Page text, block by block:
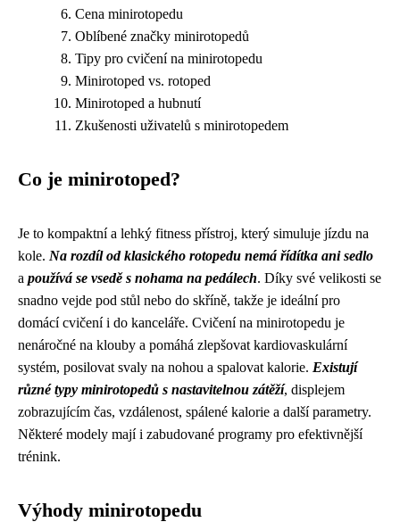
Cena minirotopedu
Oblíbené značky minirotopedů
Tipy pro cvičení na minirotopedu
Minirotoped vs. rotoped
Minirotoped a hubnutí
Zkušenosti uživatelů s minirotopedem
Co je minirotoped?
Je to kompaktní a lehký fitness přístroj, který simuluje jízdu na
kole. Na rozdíl od klasického rotopedu nemá řídítka ani sedlo
a používá se vsedě s nohama na pedálech. Díky své velikosti se
snadno vejde pod stůl nebo do skříně, takže je ideální pro
domácí cvičení i do kanceláře. Cvičení na minirotopedu je
nenáročné na klouby a pomáhá zlepšovat kardiovaskulární
systém, posilovat svaly na nohou a spalovat kalorie. Existují
různé typy minirotopedů s nastavitelnou zátěží, displejem
zobrazujícím čas, vzdálenost, spálené kalorie a další parametry.
Některé modely mají i zabudované programy pro efektivnější
trénink.
Výhody minirotopedu